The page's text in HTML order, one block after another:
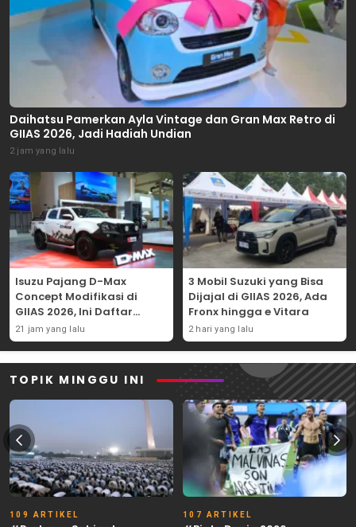
Daihatsu Pamerkan Ayla Vintage dan Gran Max Retro di
GIIAS 2026, Jadi Hadiah Undian
2 jam yang lalu
Isuzu Pajang D-Max
Concept Modifikasi di
GIIAS 2026, Ini Daftar
Ubahannya
21 jam yang lalu
3 Mobil Suzuki yang Bisa
Dijajal di GIIAS 2026, Ada
Fronx hingga e Vitara
2 hari yang lalu
TOPIK MINGGU INI
109 ARTIKEL 107 ARTIKEL